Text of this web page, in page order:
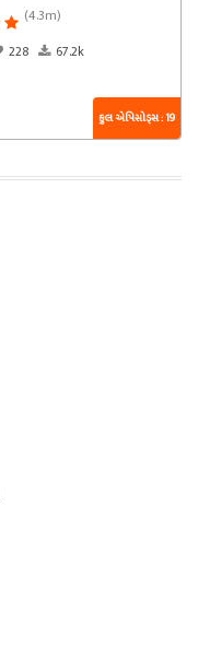
(4.3m)
228 67.2k
કુલ એપિસોડ્સ : 19